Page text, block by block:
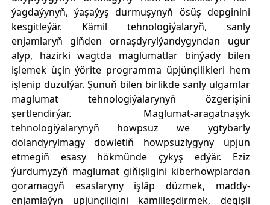
ýagdaýynyň, ýaşaýyş durmuşynyň ösüş depginini
kesgitleýär. Kämil tehnologiýalaryň, sanly
enjamlaryň giňden ornaşdyrylýandygyndan ugur
alyp, häzirki wagtda maglumatlar binýady bilen
işlemek üçin ýörite programma üpjünçilikleri hem
işlenip düzülýär. Şunuň bilen birlikde sanly ulgamlar
maglumat tehnologiýalarynyň özgerişini
şertlendirýär. Maglumat-aragatnaşyk
tehnologiýalarynyň howpsuz we ygtybarly
dolandyrylmagy döwletiň howpsuzlygyny üpjün
etmegiň esasy hökmünde çykyş edýär. Eziz
ýurdumyzyň maglumat giňişligini kiberhowplardan
goramagyň esaslaryny işläp düzmek, maddy-
enjamlaýyn üpjünçiligini kämilleşdirmek, degişli